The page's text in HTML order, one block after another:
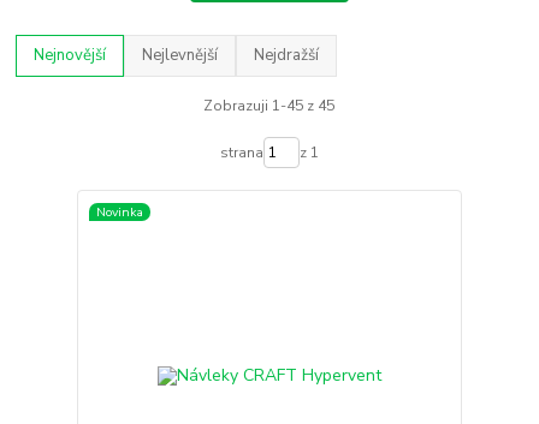
Nejnovější Nejlevnější Nejdražší
Zobrazuji 1-45 z 45
strana z 1
Novinka